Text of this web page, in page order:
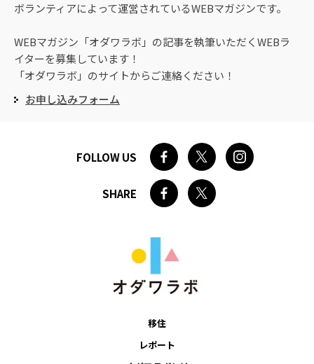
ボランティアによって運営されているWEBマガジンです。
WEBマガジン「オダワラボ」の記事を執筆いただくWEBラ
イターを募集しています！
「オダワラボ」のサイトからご連絡ください！
お申し込みフォーム
FOLLOW US
SHARE
移住
レポート